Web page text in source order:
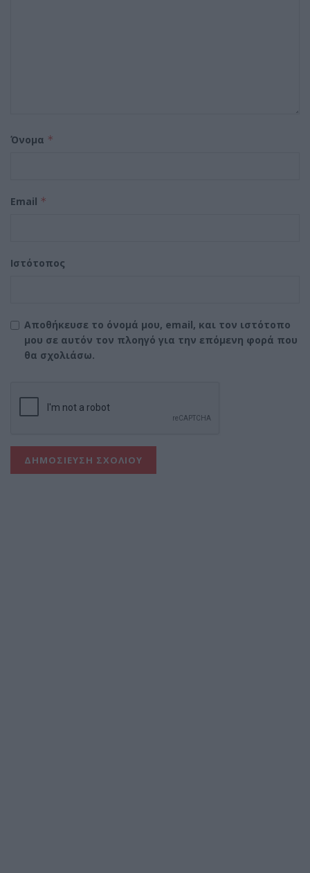
Όνομα *
Email *
Ιστότοπος
Αποθήκευσε το όνομά μου, email, και τον ιστότοπο
μου σε αυτόν τον πλοηγό για την επόμενη φορά που
θα σχολιάσω.